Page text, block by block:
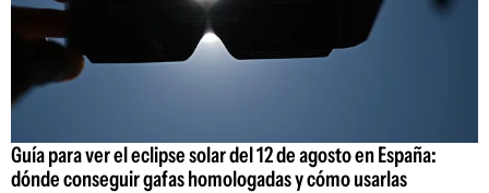
Guía para ver el eclipse solar del 12 de agosto en España:
dónde conseguir gafas homologadas y cómo usarlas